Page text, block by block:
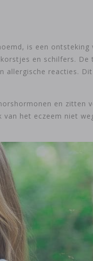
is een ontsteking
en schilfers.
allergische reacties.
en zitten
het eczeem niet